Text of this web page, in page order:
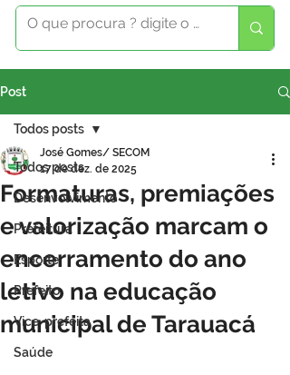
Post
Todos posts
Desenvolvimento
Prefeitura
Esporte
Prefeito
Vice-prefeita
Saúde
Todos posts
Formaturas, premiações
e valorização marcam o
encerramento do ano
letivo na educação
municipal de Tarauacá
José Gomes/ SECOM
17 de dez. de 2025